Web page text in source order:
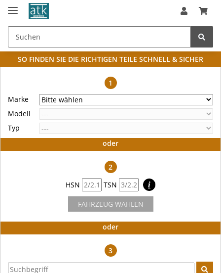
SO FINDEN SIE DIE RICHTIGEN TEILE SCHNELL & SICHER
1
Marke
Modell
Typ
oder
2
HSN
TSN i
FAHRZEUG WÄHLEN
oder
3